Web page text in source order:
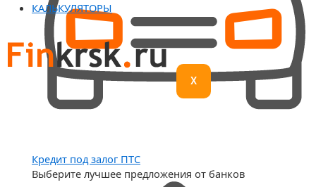
Кредит под залог ПТС
Выберите лучшее предложения от банков
КАЛЬКУЛЯТОРЫ
X